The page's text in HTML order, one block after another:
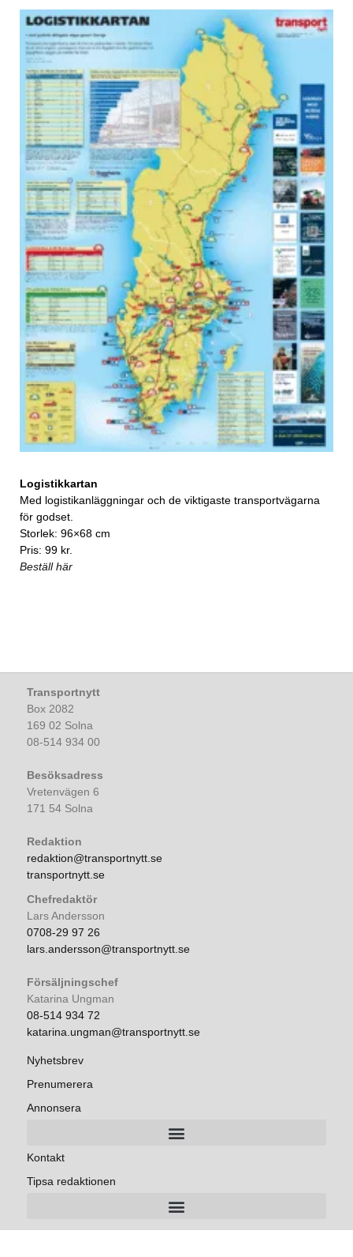
Logistikkartan
Med logistikanläggningar och de viktigaste transportvägarna
för godset.
Storlek: 96×68 cm
Pris: 99 kr.
Beställ här
Transportnytt
Box 2082
169 02 Solna
08-514 934 00
Besöksadress
Vretenvägen 6
171 54 Solna
Redaktion
redaktion@transportnytt.se
transportnytt.se
Chefredaktör
Lars Andersson
0708-29 97 26
lars.andersson@transportnytt.se
Försäljningschef
Katarina Ungman
08-514 934 72
katarina.ungman@transportnytt.se
Nyhetsbrev
Prenumerera
Annonsera
Kontakt
Tipsa redaktionen